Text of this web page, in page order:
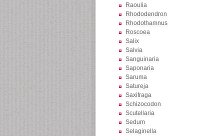
Raoulia
Rhododendron
Rhodothamnus
Roscoea
Salix
Salvia
Sanguinaria
Saponaria
Saruma
Satureja
Saxifraga
Schizocodon
Scutellaria
Sedum
Selaginella